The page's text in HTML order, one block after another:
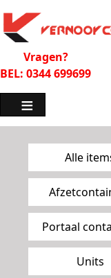
Vragen?
BEL: 0344 699699
Alle
Portaal
Units